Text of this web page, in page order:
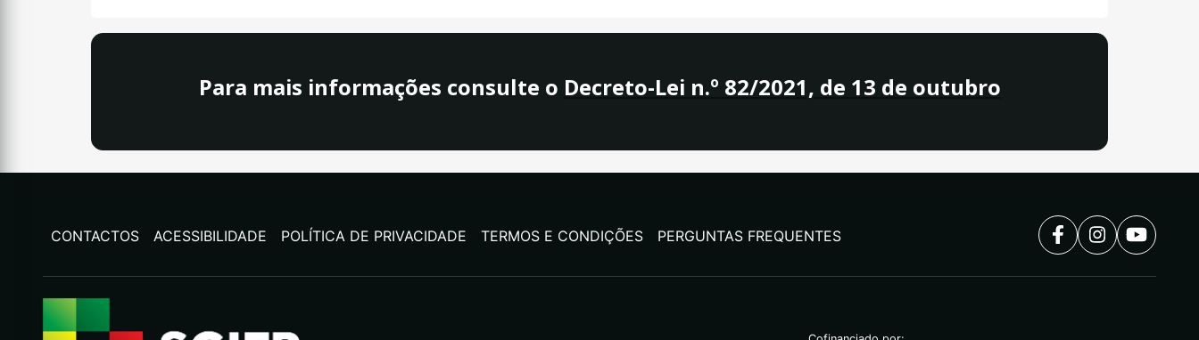
Para mais informações consulte o Decreto-Lei n.º 82/2021, de 13 de outubro
CONTACTOS ACESSIBILIDADE POLÍTICA DE PRIVACIDADE TERMOS E CONDIÇÕES PERGUNTAS FREQUENTES